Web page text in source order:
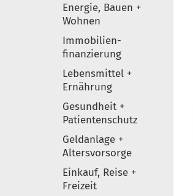
Elemente
Energie, Bauen +
Wohnen
Immobilien-
finanzierung
Lebensmittel +
Ernährung
Gesundheit +
Patientenschutz
Geldanlage +
Altersvorsorge
Einkauf, Reise +
Freizeit